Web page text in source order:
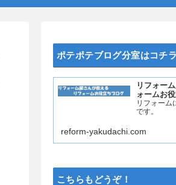
ポテポテブログ分室はコチラ
リフォー
ォームお
リフォーム
です。
reform-yakudachi.com
こちらもどうぞ！